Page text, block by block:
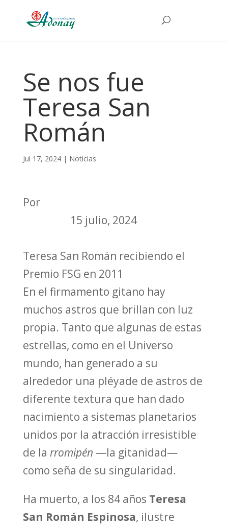
Se nos fue
Teresa San
Román
Jul 17, 2024| Noticias
Por
15 julio, 2024
Teresa San Román recibiendo el
Premio FSG en 2011
En el firmamento gitano hay
muchos astros que brillan con luz
propia. Tanto que algunas de estas
estrellas, como en el Universo
mundo, han generado a su
alrededor una pléyade de astros de
diferente textura que han dado
nacimiento a sistemas planetarios
unidos por la atracción irresistible
de la rromipén —la gitanidad—
como seña de su singularidad.
Ha muerto, a los 84 años Teresa
San Román Espinosa, ilustre